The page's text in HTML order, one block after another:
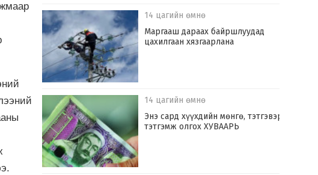
14 цагийн өмнө
Маргааш дараах байршлуудад
цахилгаан хязгаарлана
14 цагийн өмнө
Энэ сард хүүхдийн мөнгө, тэтгэвэр,
тэтгэмж олгох ХУВААРЬ